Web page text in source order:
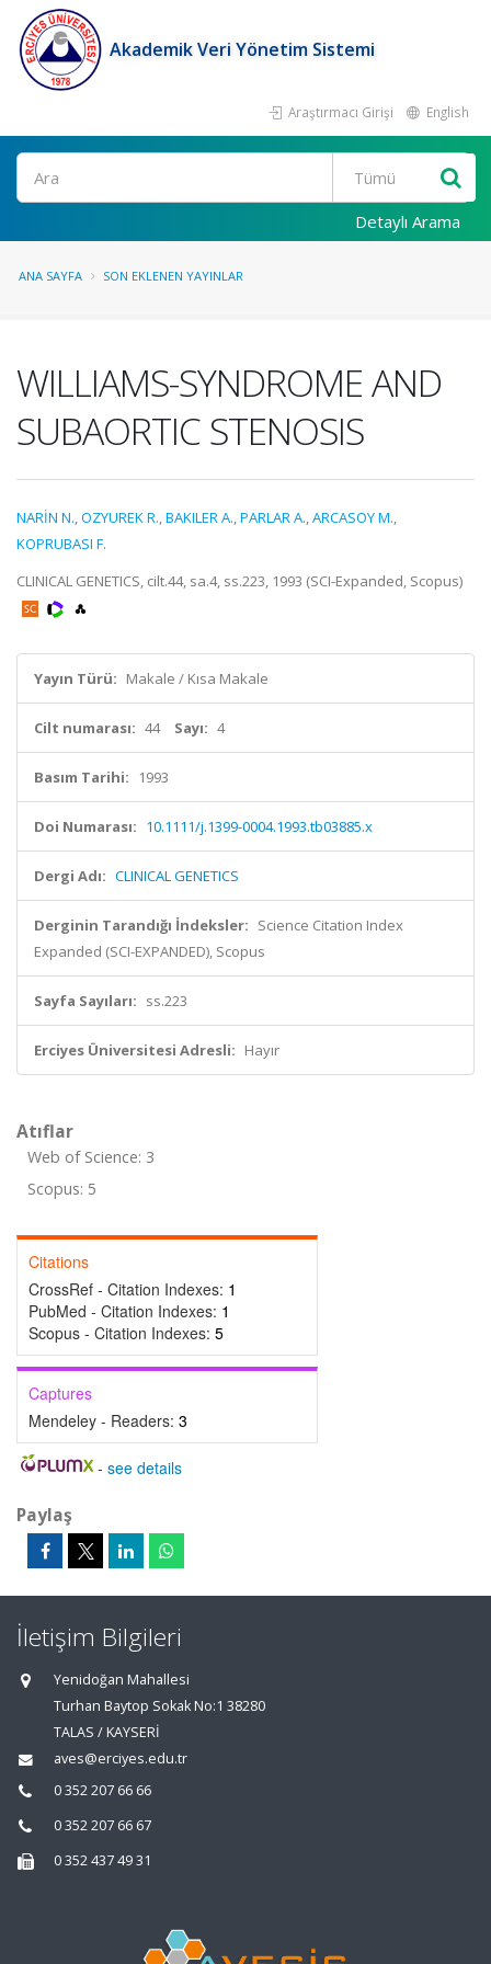
Akademik Veri Yönetim Sistemi
Araştırmacı Girişi English
Ara
Detaylı Arama
ANA SAYFA SON EKLENEN YAYINLAR
WILLIAMS-SYNDROME AND
SUBAORTIC STENOSIS
NARİN N.,OZYUREK R.,BAKILER A.,PARLAR A.,ARCASOY M.,
KOPRUBASI F.
CLINICAL GENETICS, cilt.44, sa.4, ss.223, 1993 (SCI-Expanded, Scopus)
Yayın Türü: Makale / Kısa Makale
Cilt numarası: 44 Sayı: 4
Basım Tarihi: 1993
Doi Numarası: 10.1111/j.1399-0004.1993.tb03885.x
Dergi Adı: CLINICAL GENETICS
Derginin Tarandığı İndeksler: Science Citation Index
Expanded (SCI-EXPANDED), Scopus
Sayfa Sayıları: ss.223
Erciyes Üniversitesi Adresli: Hayır
Atıflar
Web of Science: 3
Scopus: 5
Citations
CrossRef - Citation Indexes: 1
PubMed - Citation Indexes: 1
Scopus - Citation Indexes: 5
Captures
Mendeley - Readers: 3
- see details
Paylaş
İletişim Bilgileri
Yenidoğan Mahallesi
Turhan Baytop Sokak No:1 38280
TALAS / KAYSERİ
aves@erciyes.edu.tr
0 352 207 66 66
0 352 207 66 67
0 352 437 49 31